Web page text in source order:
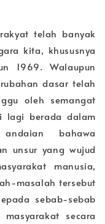
telah banyak
kita, khususnya
1969. Walaupun
dasar telah
oleh semangat
lagi berada dalam
bahawa
unsur yang wujud
manusia,
masalah tersebut
sebab-sebab
secara